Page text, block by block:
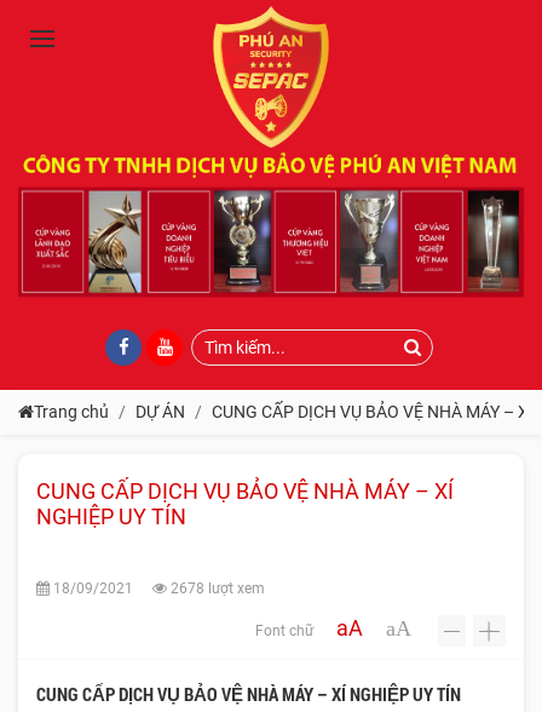
Trang chủ DỰ ÁN CUNG CẤP DỊCH VỤ BẢO VỆ NHÀ MÁY – XÍ
CUNG CẤP DỊCH VỤ BẢO VỆ NHÀ MÁY – XÍ
NGHIỆP UY TÍN
18/09/2021 2678 lượt xem
Font chữ aA aA - +
CUNG CẤP DỊCH VỤ BẢO VỆ NHÀ MÁY – XÍ NGHIỆP UY TÍN